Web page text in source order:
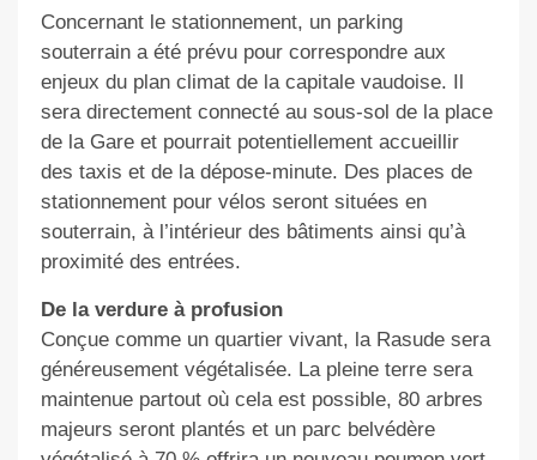
Concernant le stationnement, un parking
souterrain a été prévu pour correspondre aux
enjeux du plan climat de la capitale vaudoise. Il
sera directement connecté au sous-sol de la place
de la Gare et pourrait potentiellement accueillir
des taxis et de la dépose-minute. Des places de
stationnement pour vélos seront situées en
souterrain, à l’intérieur des bâtiments ainsi qu’à
proximité des entrées.
De la verdure à profusion
Conçue comme un quartier vivant, la Rasude sera
généreusement végétalisée. La pleine terre sera
maintenue partout où cela est possible, 80 arbres
majeurs seront plantés et un parc belvédère